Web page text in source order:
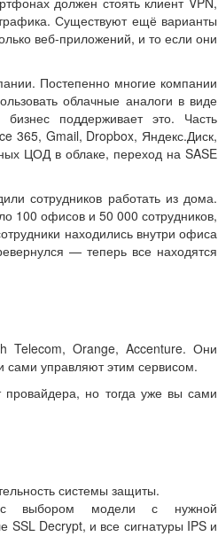
Существуют ещё варианты
веб-приложений, и то если они
Постепенно многие компании
облачные аналоги в виде
поддерживает это. Часть
365, Gmail, Dropbox, Яндекс.Диск,
ЦОД в облаке, переход на SASE
сотрудников работать из дома.
100 офисов и 50 000 сотрудников,
находились внутри офиса
— теперь все находятся
Telecom, Orange, Accenture. Они
сами управляют этим сервисом.
провайдера, но тогда уже вы сами
системы защиты.
с выбором модели с нужной
SSL Decrypt, и все сигнатуры IPS и